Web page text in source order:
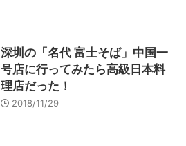
深圳の「名代 富士そば」中国一
号店に行ってみたら高級日本料
理店だった！
2018/11/29